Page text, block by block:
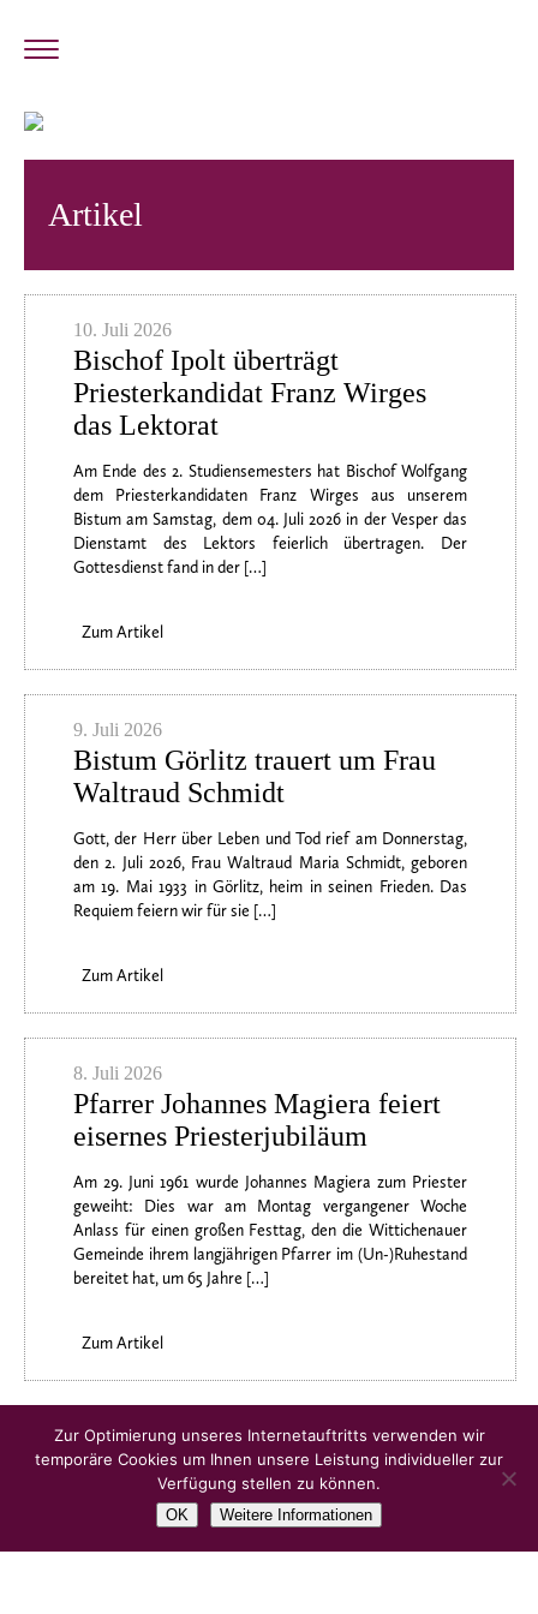
Artikel
10. Juli 2026
Bischof Ipolt überträgt
Priesterkandidat Franz Wirges
das Lektorat
Am Ende des 2. Studiensemesters hat Bischof Wolfgang
dem Priesterkandidaten Franz Wirges aus unserem
Bistum am Samstag, dem 04. Juli 2026 in der Vesper das
Dienstamt des Lektors feierlich übertragen. Der
Gottesdienst fand in der […]
Zum Artikel
9. Juli 2026
Bistum Görlitz trauert um Frau
Waltraud Schmidt
Gott, der Herr über Leben und Tod rief am Donnerstag,
den 2. Juli 2026, Frau Waltraud Maria Schmidt, geboren
am 19. Mai 1933 in Görlitz, heim in seinen Frieden. Das
Requiem feiern wir für sie […]
Zum Artikel
8. Juli 2026
Pfarrer Johannes Magiera feiert
eisernes Priesterjubiläum
Am 29. Juni 1961 wurde Johannes Magiera zum Priester
geweiht: Dies war am Montag vergangener Woche
Anlass für einen großen Festtag, den die Wittichenauer
Gemeinde ihrem langjährigen Pfarrer im (Un-)Ruhestand
bereitet hat, um 65 Jahre […]
Zum Artikel
Ältere Artikel
Zur Optimierung unseres Internetauftritts verwenden wir
temporäre Cookies um Ihnen unsere Leistung individueller zur
Verfügung stellen zu können.
OK Weitere Informationen